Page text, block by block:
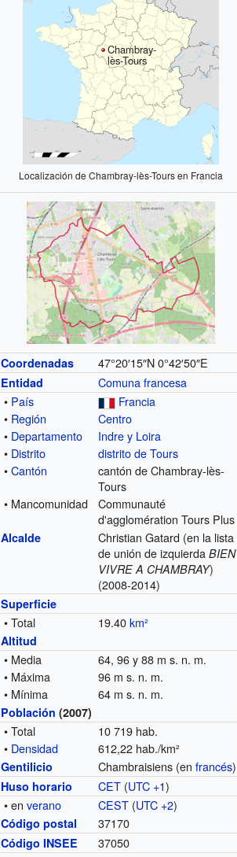
Chambray-
lès-Tours
Localización de Chambray-lès-Tours en Francia
Coordenadas 47°20′15″N 0°42′50″E
Entidad
Comuna francesa
• País
Francia
• Región
Centro
• Departamento
Indre y Loira
• Distrito
distrito de Tours
•Cantón
cantón de Chambray-lès-
Tours
• Mancomunidad
Communauté
d'agglomération Tours Plus
Alcalde
Christian Gatard (en la lista
de unión de izquierdaBIEN
VIVRE A CHAMBRAY)
(2008-2014)
Superficie
• Total 19.40km²
Altitud
• Media
64, 96 y 88 m s. n. m.
• Máxima
96 m s. n. m.
• Mínima
64 m s. n. m.
Población (2007)
• Total
10 719 hab.
• Densidad 612,22 hab./km²
Gentilicio Chambraisiens (enfrancés)
Huso horario CET (UTC +1)
• enverano CEST (UTC +2)
Código postal 37170
Código INSEE
37050